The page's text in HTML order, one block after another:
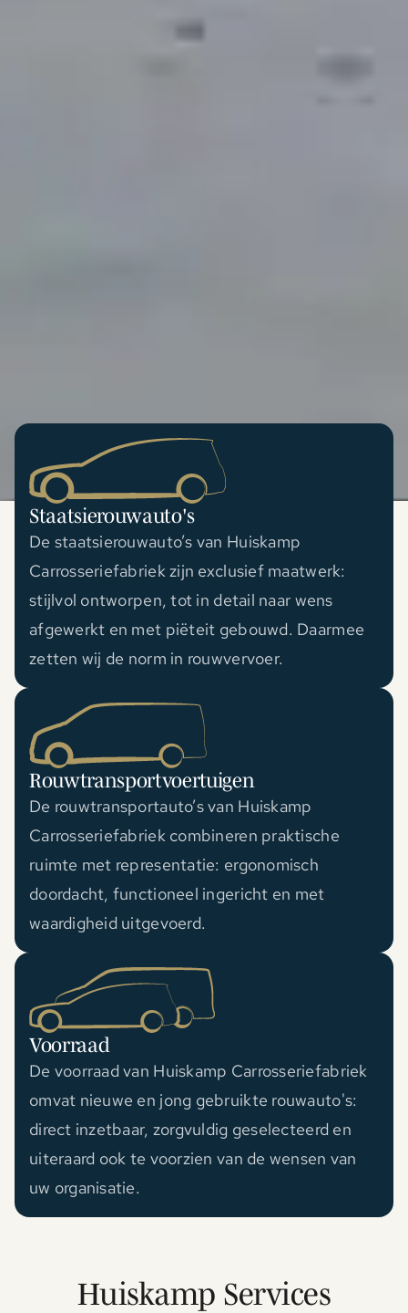
Staatsierouwauto's
De staatsierouwauto’s van Huiskamp
Carrosseriefabriek zijn exclusief maatwerk:
stijlvol ontworpen, tot in detail naar wens
afgewerkt en met piëteit gebouwd. Daarmee
zetten wij de norm in rouwvervoer.
Rouwtransportvoertuigen
De rouwtransportauto’s van Huiskamp
Carrosseriefabriek combineren praktische
ruimte met representatie: ergonomisch
doordacht, functioneel ingericht en met
waardigheid uitgevoerd.
Voorraad
De voorraad van Huiskamp Carrosseriefabriek
omvat nieuwe en jong gebruikte rouwauto's:
direct inzetbaar, zorgvuldig geselecteerd en
uiteraard ook te voorzien van de wensen van
uw organisatie.
Huiskamp Services